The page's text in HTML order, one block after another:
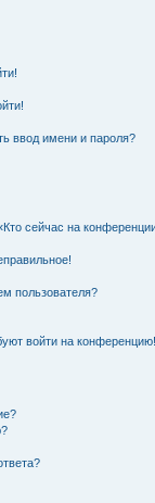
ввод имени и пароля?
сейчас на
пользователя?
войти на конференцию!